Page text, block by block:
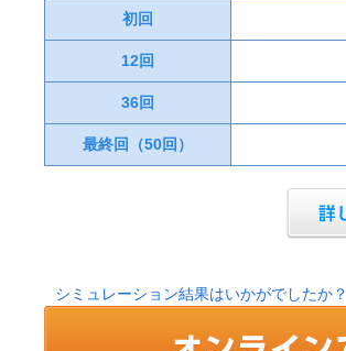
初回
12回
36回
最終回（50回）
シミュレーション結果はいかがでしたか？